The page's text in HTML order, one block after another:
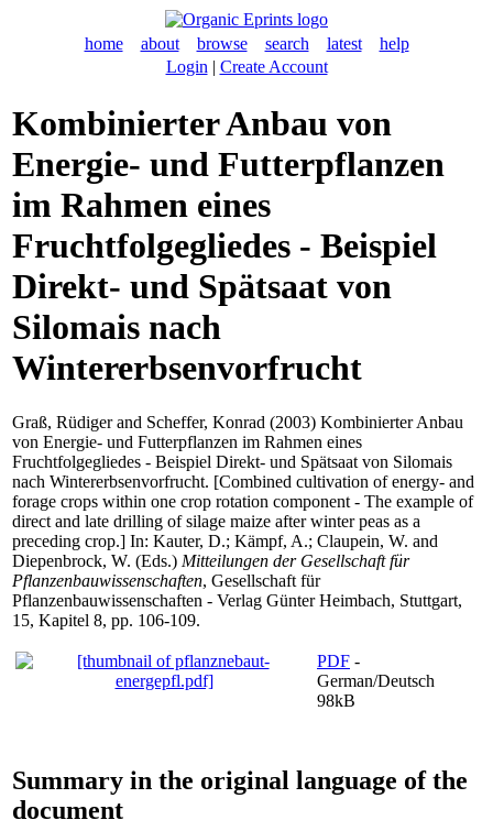
home about browse search latest
help
Login | Create Account
Kombinierter Anbau von
Energie- und Futterpflanzen
im Rahmen eines
Fruchtfolgegliedes - Beispiel
Direkt- und Spätsaat von
Silomais nach
Wintererbsenvorfrucht
Graß, Rüdigerand Scheffer, Konrad (2003) Kombinierter Anbau
von Energie- und Futterpflanzen im Rahmen eines
Fruchtfolgegliedes - Beispiel Direkt- und Spätsaat von Silomais
nach Wintererbsenvorfrucht. [Combined cultivation of energy- and
forage crops within one crop rotation component - The example of
direct and late drilling of silage maize after winter peas as a
preceding crop.] In: Kauter, D.; Kämpf, A.; Claupein, W. and
Diepenbrock, W. (Eds.) Mitteilungen der Gesellschaft für
Pflanzenbauwissenschaften, Gesellschaft für
Pflanzenbauwissenschaften - Verlag Günter Heimbach, Stuttgart,
15, Kapitel 8, pp. 106-109.
PDF -
German/Deutsch
98kB
Summary in the original language of the
document